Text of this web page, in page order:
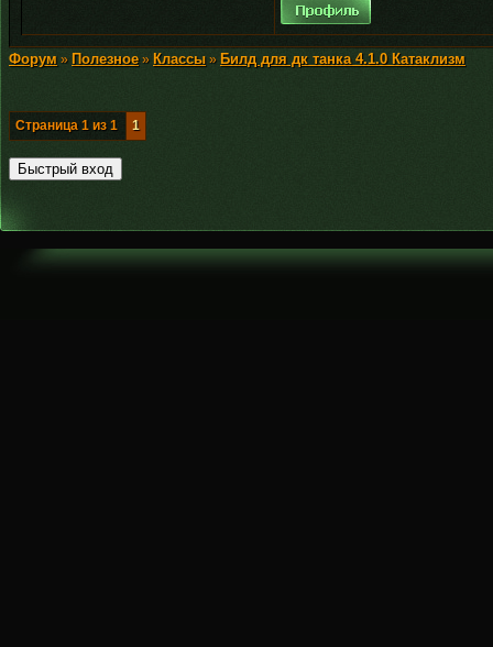
Форум » Полезное» Классы » Билд для дк танка 4.1.0 Катаклизм
Страница 1 из 1 1